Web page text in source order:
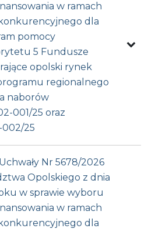
w ramach
dla
pomocy
5 Fundusze
opolski rynek
regionalnego
naborów
001/25 oraz
002/25
Nr 5678/2026
Opolskiego z dnia
w sprawie wyboru
w ramach
dla